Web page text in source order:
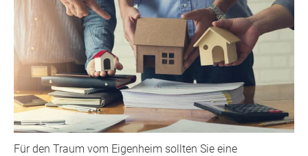
Für den Traum vom Eigenheim sollten Sie eine